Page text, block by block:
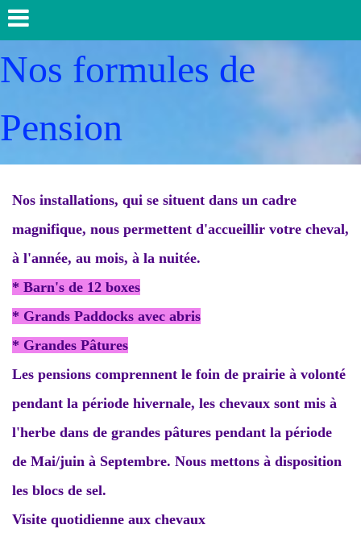
Nos formules de
Pension
Nos installations, qui se situent dans un cadre
magnifique, nous permettent d'accueillir votre cheval,
à l'année, au mois, à la nuitée.
* Barn's de 12 boxes
* Grands Paddocks avec abris
* Grandes Pâtures
Les pensions comprennent le foin de prairie à volonté
pendant la période hivernale, les chevaux sont mis à
l'herbe dans de grandes pâtures pendant la période
de Mai/juin à Septembre. Nous mettons à disposition
les blocs de sel.
Visite quotidienne aux chevaux